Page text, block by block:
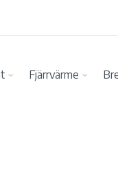
Fjärrvärme